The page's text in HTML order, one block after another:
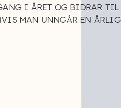
I ÅRET OG BIDRAR TIL
MAN UNNGÅR EN ÅRLIG